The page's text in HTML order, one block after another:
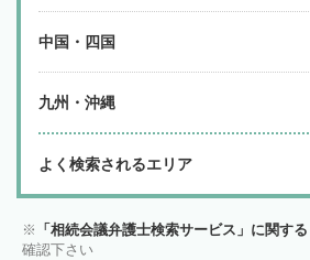
中国・四国
九州・沖縄
よく検索されるエリア
「相続会議弁護士検索サービス」に関す
確認下さい